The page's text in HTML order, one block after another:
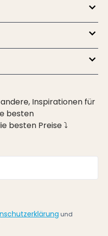
Inspirationen für
besten
besten Preise ⤵
und